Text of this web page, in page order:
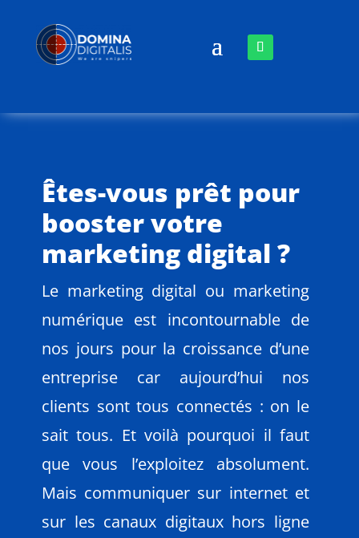
Êtes-vous prêt pour
booster votre
marketing digital ?
Le marketing digital ou marketing
numérique est incontournable de
nos jours pour la croissance d’une
entreprise car aujourd’hui nos
clients sont tous connectés : on le
sait tous. Et voilà pourquoi il faut
que vous l’exploitez absolument.
Mais communiquer sur internet et
sur les canaux digitaux hors ligne